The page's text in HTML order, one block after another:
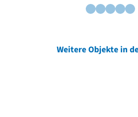
Weitere Objekte in